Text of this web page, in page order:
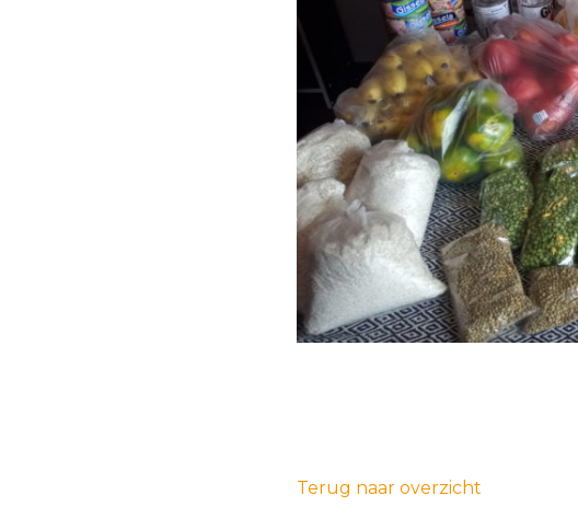
Terug naar overzicht